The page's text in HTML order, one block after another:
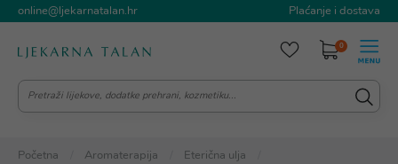
online@ljekarnatalan.hr Plaćanje i dostava
0
Početna Aromaterapija
Eterična ulja